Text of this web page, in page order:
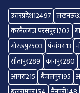
उत्तरप्रदेश12497 लखनऊ
करनैलगंज परसपुर1702
गोरखपुर503 पंचांग413
सीतापुर289 कानपुर280
आगरा215 बैजलपुर195